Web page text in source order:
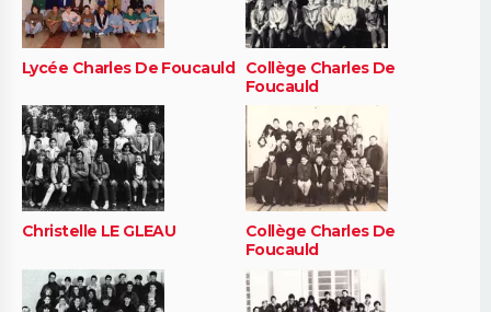
Lycée Charles De Foucauld
Collège Charles De
Foucauld
Christelle LE GLEAU
Collège Charles De
Foucauld